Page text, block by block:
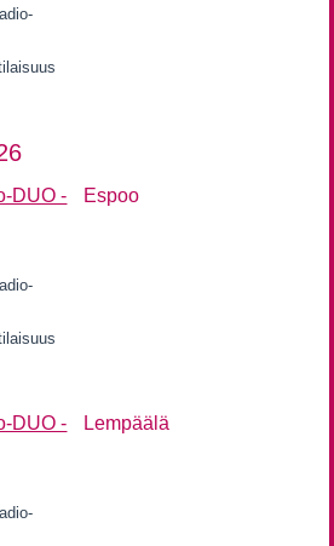
DUO -
Espoo
DUO -
Lempäälä